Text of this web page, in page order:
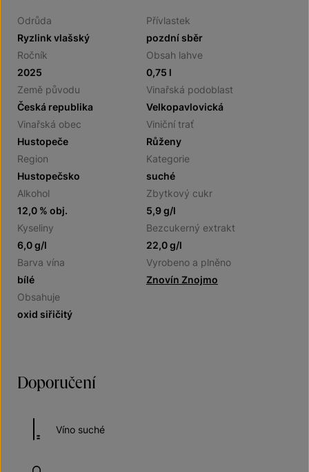
Odrůda
Ryzlink vlašský
Přívlastek
pozdní sběr
Ročník
2025
Obsah lahve
0,75 l
Země původu
Česká republika
Vinařská podoblast
Velkopavlovická
Vinařská obec
Hustopeče
Viniční trať
Růženy
Region
Hustopečsko
Kategorie
suché
Alkohol
12,0 % obj.
Zbytkový cukr
5,9 g/l
Kyseliny
6,0 g/l
Bezcukerný extrakt
22,0 g/l
Barva vína
bílé
Vyrobeno a plněno
Znovín Znojmo
Obsahuje
oxid siřičitý
Doporučení
Víno suché